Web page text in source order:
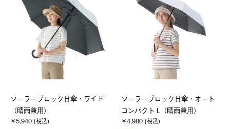
ソーラーブロック日傘・ワイド
（晴雨兼用）
￥5,940 (税込)
ソーラーブロック日傘・オート
コンパクト L（晴雨兼用）
￥4,980 (税込)